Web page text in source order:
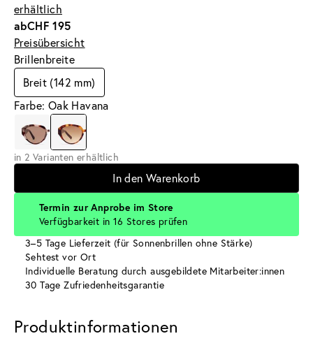
erhältlich
abCHF 195
Preisübersicht
Brillenbreite
Breit (142 mm)
Farbe: Oak Havana
in 2 Varianten erhältlich
In den Warenkorb
Termin zur Anprobe im Store
Verfügbarkeit in 16 Stores prüfen
3–5 Tage Lieferzeit (für Sonnenbrillen ohne Stärke)
Sehtest vor Ort
Individuelle Beratung durch ausgebildete Mitarbeiter:innen
30 Tage Zufriedenheitsgarantie
Produktinformationen